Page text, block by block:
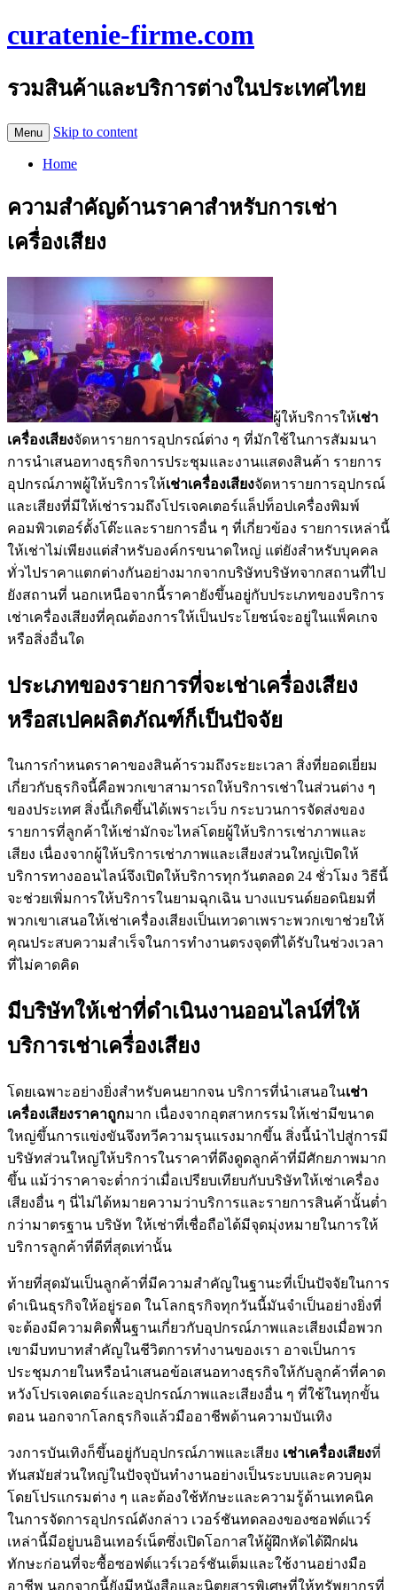
curatenie-firme.com
รวมสินค้าและบริการต่างในประเทศไทย
Menu Skip to content
Home
ความสำคัญด้านราคาสำหรับการเช่า
เครื่องเสียง
ผู้ให้บริการให้เช่า
เครื่องเสียงจัดหารายการอุปกรณ์ต่าง ๆ ที่มักใช้ในการสัมมนา
การนำเสนอทางธุรกิจการประชุมและงานแสดงสินค้า รายการ
อุปกรณ์ภาพผู้ให้บริการให้เช่าเครื่องเสียงจัดหารายการอุปกรณ์
และเสียงที่มีให้เช่ารวมถึงโปรเจคเตอร์แล็ปท็อปเครื่องพิมพ์
คอมพิวเตอร์ตั้งโต๊ะและรายการอื่น ๆ ที่เกี่ยวข้อง รายการเหล่านี้
ให้เช่าไม่เพียงแต่สำหรับองค์กรขนาดใหญ่ แต่ยังสำหรับบุคคล
ทั่วไปราคาแตกต่างกันอย่างมากจากบริษัทบริษัทจากสถานที่ไป
ยังสถานที่ นอกเหนือจากนี้ราคายังขึ้นอยู่กับประเภทของบริการ
เช่าเครื่องเสียงที่คุณต้องการให้เป็นประโยชน์จะอยู่ในแพ็คเกจ
หรือสิ่งอื่นใด
ประเภทของรายการที่จะเช่าเครื่องเสียง
หรือสเปคผลิตภัณฑ์ก็เป็นปัจจัย
ในการกำหนดราคาของสินค้ารวมถึงระยะเวลา สิ่งที่ยอดเยี่ยม
เกี่ยวกับธุรกิจนี้คือพวกเขาสามารถให้บริการเช่าในส่วนต่าง ๆ
ของประเทศ สิ่งนี้เกิดขึ้นได้เพราะเว็บ กระบวนการจัดส่งของ
รายการที่ลูกค้าให้เช่ามักจะไหล่โดยผู้ให้บริการเช่าภาพและ
เสียง เนื่องจากผู้ให้บริการเช่าภาพและเสียงส่วนใหญ่เปิดให้
บริการทางออนไลน์จึงเปิดให้บริการทุกวันตลอด 24 ชั่วโมง วิธีนี้
จะช่วยเพิ่มการให้บริการในยามฉุกเฉิน บางแบรนด์ยอดนิยมที่
พวกเขาเสนอให้เช่าเครื่องเสียงเป็นเทวดาเพราะพวกเขาช่วยให้
คุณประสบความสำเร็จในการทำงานตรงจุดที่ได้รับในช่วงเวลา
ที่ไม่คาดคิด
มีบริษัทให้เช่าที่ดำเนินงานออนไลน์ที่ให้
บริการเช่าเครื่องเสียง
โดยเฉพาะอย่างยิ่งสำหรับคนยากจน บริการที่นำเสนอในเช่า
เครื่องเสียงราคาถูกมาก เนื่องจากอุตสาหกรรมให้เช่ามีขนาด
ใหญ่ขึ้นการแข่งขันจึงทวีความรุนแรงมากขึ้น สิ่งนี้นำไปสู่การมี
บริษัทส่วนใหญ่ให้บริการในราคาที่ดึงดูดลูกค้าที่มีศักยภาพมาก
ขึ้น แม้ว่าราคาจะต่ำกว่าเมื่อเปรียบเทียบกับบริษัทให้เช่าเครื่อง
เสียงอื่น ๆ นี่ไม่ได้หมายความว่าบริการและรายการสินค้านั้นต่ำ
กว่ามาตรฐาน บริษัท ให้เช่าที่เชื่อถือได้มีจุดมุ่งหมายในการให้
บริการลูกค้าที่ดีที่สุดเท่านั้น
ท้ายที่สุดมันเป็นลูกค้าที่มีความสำคัญในฐานะที่เป็นปัจจัยในการ
ดำเนินธุรกิจให้อยู่รอด ในโลกธุรกิจทุกวันนี้มันจำเป็นอย่างยิ่งที่
จะต้องมีความคิดพื้นฐานเกี่ยวกับอุปกรณ์ภาพและเสียงเมื่อพวก
เขามีบทบาทสำคัญในชีวิตการทำงานของเรา อาจเป็นการ
ประชุมภายในหรือนำเสนอข้อเสนอทางธุรกิจให้กับลูกค้าที่คาด
หวังโปรเจคเตอร์และอุปกรณ์ภาพและเสียงอื่น ๆ ที่ใช้ในทุกขั้น
ตอน นอกจากโลกธุรกิจแล้วมืออาชีพด้านความบันเทิง
วงการบันเทิงก็ขึ้นอยู่กับอุปกรณ์ภาพและเสียง เช่าเครื่องเสียงที่
ทันสมัยส่วนใหญ่ในปัจจุบันทำงานอย่างเป็นระบบและควบคุม
โดยโปรแกรมต่าง ๆ และต้องใช้ทักษะและความรู้ด้านเทคนิค
ในการจัดการอุปกรณ์ดังกล่าว เวอร์ชันทดลองของซอฟต์แวร์
เหล่านี้มีอยู่บนอินเทอร์เน็ตซึ่งเปิดโอกาสให้ผู้ฝึกหัดได้ฝึกฝน
ทักษะก่อนที่จะซื้อซอฟต์แวร์เวอร์ชันเต็มและใช้งานอย่างมือ
อาชีพ นอกจากนี้ยังมีหนังสือและนิตยสารพิเศษที่ให้ทรัพยากรที่